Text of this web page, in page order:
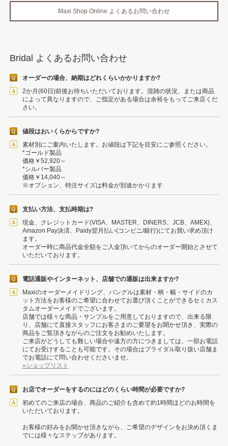
Maxi Shop Online よくあるお問い合わせ
Bridal よくあるお問い合わせ
オーダーの場合、納期はどれくらいかかりますか?
2か月(60日)前後お待ちいただいております。混雑の状況、または商品
によって異なりますので、ご指定がある場合は余裕をもってご来店くだ
さい。
値段はおいくらからですか?
素材別にご案内いたします。お値段は下記を目安にご参照ください。
*ゴールド製品
価格￥52,920～
*シルバー製品
価格￥14,040～
※オプション、特注サイズは料金が別途かかります
支払い方法、支払時期は?
現金、クレジットカード(VISA、MASTER、DINERS、JCB、AMEX)、
Amazon Pay決済、Paidy翌月払い(コンビニ/銀行)にてお買い求め頂け
ます。
オーダー時に商品代金全額をご入金頂いてからのオーダー開始とさせて
いただいております。
電話通販やインターネット、店舗での通販は出来ますか?
Maxiのオーダーメイドリング、バングルは素材・柄・幅・サイドのカ
ット方法をお客様のご希望に合わせてお選び頂くことができるセミカス
タムオーダーメイドでございます。
店舗では様々な商品・サンプルをご用意しておりますので、出来る限
り、店舗にて直接スタッフにお客さまのご要望をお聞かせ頂き、実際の
商品をご覧頂きながらのご注文をお勧めいたします。
ご来店がどうしても難しい場合や遠方の方につきましては、一部お電話
にてお受けすることも可能です。その場合はブライダル取り扱い店舗ま
でお電話にて問い合わせくださいませ。
»ショップリスト
お店でオーダーをするのにはどのくらい時間が必要ですか?
初めてのご来店の場合、商品のご紹介も含めて約1時間ほどのお時間を
いただいております。
お客様の好みをお聞かせ頂きながら、ご希望のデザインをお決め頂くま
でには様々なステップがあります。